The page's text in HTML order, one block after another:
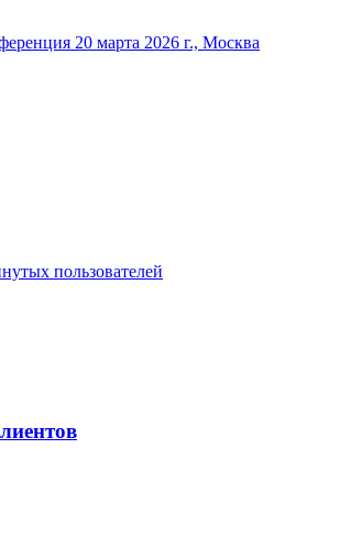
20 марта 2026 г., Москва
пользователей